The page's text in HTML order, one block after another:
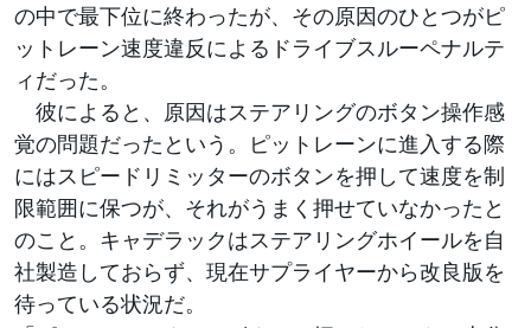
の中で最下位に終わったが、その原因のひとつがピ
ットレーン速度違反によるドライブスルーペナルテ
ィだった。
彼によると、原因はステアリングのボタン操作感
覚の問題だったという。ピットレーンに進入する際
にはスピードリミッターのボタンを押して速度を制
限範囲に保つが、それがうまく押せていなかったと
のこと。キャデラックはステアリングホイールを自
社製造しておらず、現在サプライヤーから改良版を
待っている状況だ。